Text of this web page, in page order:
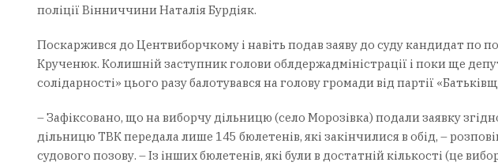
поліції Вінниччини Наталія Бурдіяк.
Поскаржився до Центвиборчкому і навіть подав заяву до суду кандидат по
Крученюк. Колишній заступник голови облдержадміністрації і поки ще
солідарності» цього разу балотувався на голову громади від партії
– Зафіксовано, що на виборчу дільницю (село Морозівка) подали заявку
дільницю ТВК передала лише 145 бюлетенів, які закінчилися в обід, –
судового позову. – Із інших бюлетенів, які були в достатній кількості (це